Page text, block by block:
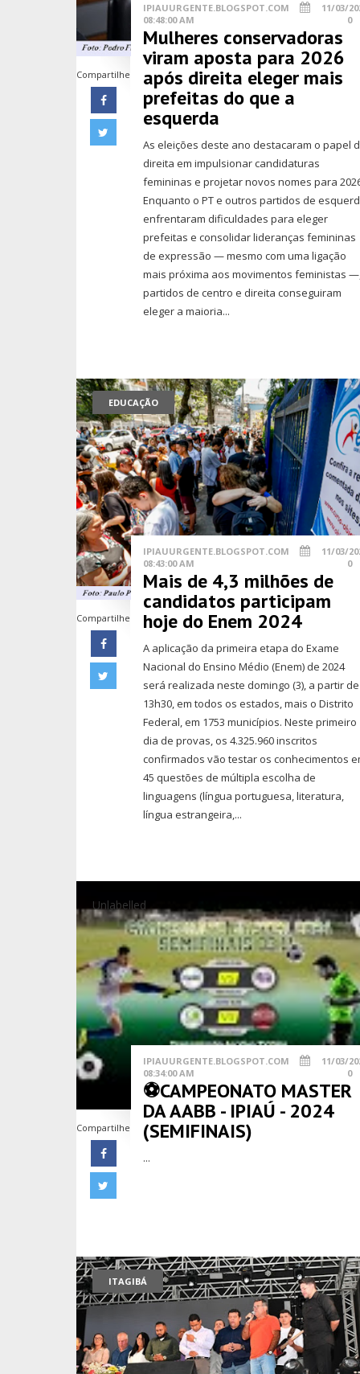
Compartilhe
IPIAUURGENTE.BLOGSPOT.COM
11/03/
08:48:00 AM
0
Mulheres conservadoras
viram aposta para 2026
após direita eleger mais
prefeitas do que a
esquerda
As eleições deste ano destacaram o papel
direita em impulsionar candidaturas
femininas e projetar novos nomes para
Enquanto o PT e outros partidos de
enfrentaram dificuldades para eleger
prefeitas e consolidar lideranças femininas
de expressão — mesmo com uma ligação
mais próxima aos movimentos feministas
partidos de centro e direita conseguiram
eleger a maioria...
EDUCAÇÃO
Compartilhe
IPIAUURGENTE.BLOGSPOT.COM
11/03/
08:43:00 AM
0
Mais de 4,3 milhões de
candidatos participam
hoje do Enem 2024
A aplicação da primeira etapa do Exame
Nacional do Ensino Médio (Enem) de 2024
será realizada neste domingo (3), a partir de
13h30, em todos os estados, mais o Distrito
Federal, em 1753 municípios. Neste primeiro
dia de provas, os 4.325.960 inscritos
confirmados vão testar os conhecimentos
45 questões de múltipla escolha de
linguagens (língua portuguesa, literatura,
língua estrangeira,...
Unlabelled
Compartilhe
IPIAUURGENTE.BLOGSPOT.COM
11/03/
08:34:00 AM
0
⚽CAMPEONATO MASTER
DA AABB - IPIAÚ - 2024
(SEMIFINAIS)
...
ITAGIBÁ